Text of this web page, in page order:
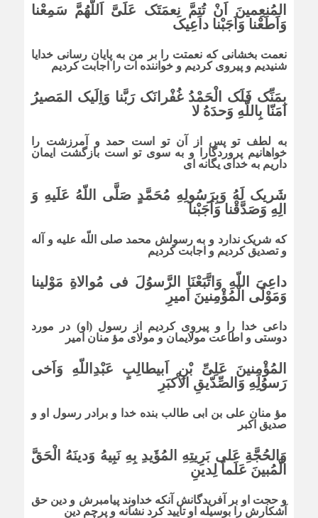
المُنعِمینَ اَنْ تُتِمَّ نِعمَتَک عَلَىَّ اَللّهُمَّ سَمِعْنا
وَاَطَعْنا وَاَجَبْنا داعِیک
نعمت بخشانى که نعمتت را بر من به پایان رسانى خدایا
شنیدیم و پیروى کردیم و خواننده ات را اجابت کردیم
بِمَنِّک فَلَک الْحَمْدُ غُفْرانَک رَبَّنا وَاِلَیک المَصیرُ
امَنّا بِاللّهِ وَحدَهُ لا
به لطف تو پس از آن تو است حمد و آمرزشت را
خواهانیم پروردگارا و به سوى تو است بازگشت ایمان
داریم به خداى یگانه اى
شَریک لَهُ وَبِرَسُولِهِ مُحَمَّدٍ صَلَّى اللّهُ عَلَیهِ وَ
الِهِ وَصَدَّقْنا وَاَجَبْنا
که شریک ندارد و به رسولش محمد صلى اللّه علیه و آله
و تصدیق کردیم و اجابت کردیم
داعِىَ اللّهِ وَاتَّبَعْنَا الرَّسوُلَ فى مُوالاةِ مَوْلینا
وَمَوْلَى الْمُؤْمِنینَ اَمیرِ
داعى خدا را و پیروى کردیم از رسول (او) در مورد
دوستى و اطاعت مولایمان و مولاى مؤ منان امیر
المُؤْمِنینَ عَلِىِّ بْنِ اَبیطالِبٍ عَبْدِاللّهِ وَاَخى
رَسوُلِهِ وَالصِّدّیقِ الاْکبَرِ
مؤ منان على بن ابى طالب بنده خدا و برادر رسول او و
صدیق اکبر
وَالحُجَّةِ عَلى بَرِیتِهِ المُؤَیدِ بِهِ نَبِیهُ وَدینَهُ الْحَقَّ
الْمُبینَ عَلَماً لِدینِ
و حجت او بر آفریدگانش آنکه خداوند پیامبرش و دین حق
آشکارش را بوسیله او تایید کرد نشانه و پرچم دین